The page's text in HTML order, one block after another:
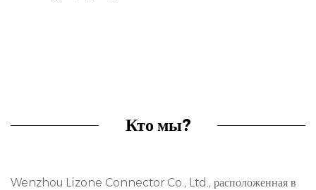
ручных плоскогубцев включает в себя различные
Кто мы?
Wenzhou Lizone Connector Co., Ltd., расположенная в